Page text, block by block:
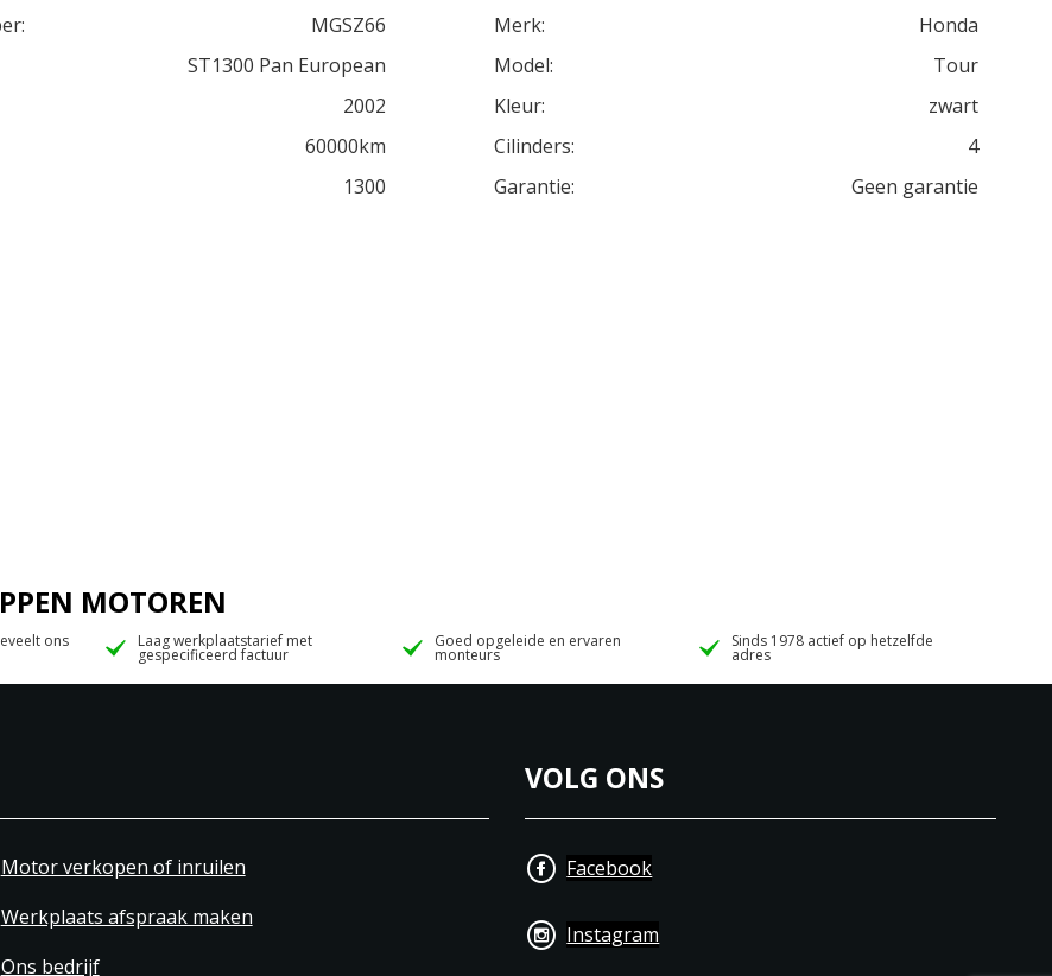
MGSZ66 Merk:
Honda
ST1300 Pan European Model:
Tour
2002 Kleur:
zwart
60000km Cilinders:
4
1300 Garantie: Geen garantie
MOTOREN
ons Laag werkplaatstarief met
gespecificeerd factuur
Goed opgeleide en ervaren
monteurs
Sinds 1978 actief op hetzelfde
adres
Motor verkopen of inruilen
Werkplaats afspraak maken
Ons bedrijf
VOLG ONS
Facebook
Instagram